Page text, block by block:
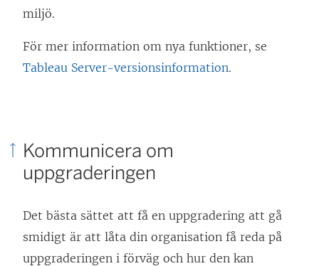
miljö.
För mer information om nya funktioner, se
Tableau Server-versionsinformation.
Kommunicera om
uppgraderingen
Det bästa sättet att få en uppgradering att gå
smidigt är att låta din organisation få reda på
uppgraderingen i förväg och hur den kan